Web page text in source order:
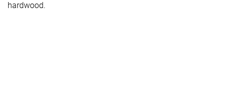
hardwood.